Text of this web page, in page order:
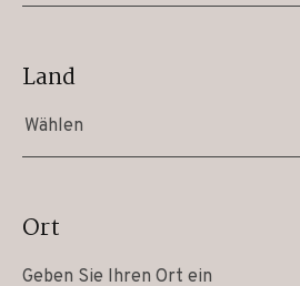
Land
Wählen
Ort